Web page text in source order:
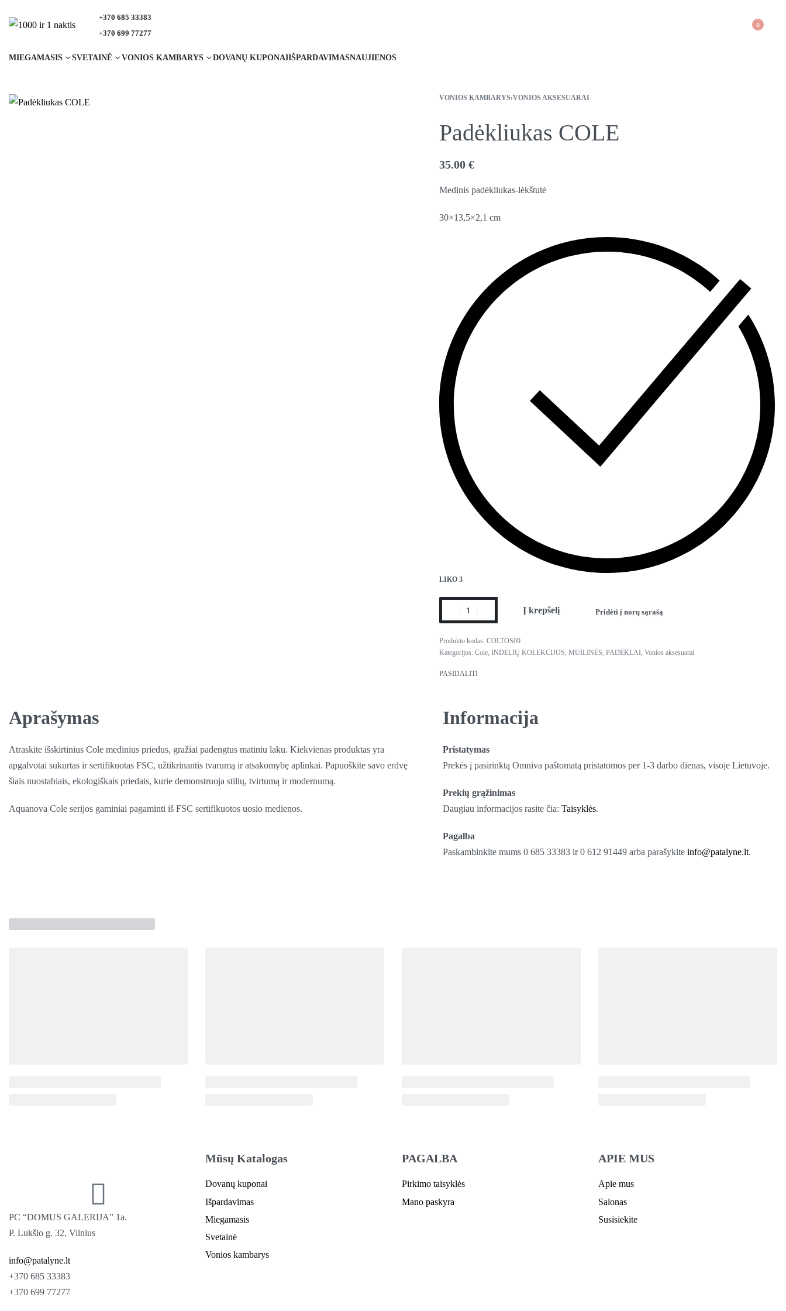
+370 685 33383
+370 699 77277
0
MIEGAMASIS SVETAINĖ VONIOS KAMBARYS DOVANŲ KUPONAIIŠPARDAVIMASNAUJIENOS
VONIOS KAMBARYS›VONIOS AKSESUARAI
Padėkliukas COLE
35.00 €
Medinis padėkliukas-lėkštutė
30×13,5×2,1 cm
LIKO 3
Į krepšelį Pridėti į norų sąrašą
COLTOS09
Kategorijos: Cole, INDELIŲ KOLEKCIJOS, MUILINĖS, PADĖKLAI, Vonios aksesuarai
PASIDALITI
Aprašymas
Atraskite išskirtinius Cole medinius priedus, gražiai padengtus matiniu laku. Kiekvienas produktas yra
apgalvotai sukurtas ir sertifikuotas FSC, užtikrinantis tvarumą ir atsakomybę aplinkai. Papuoškite savo erdvę
šiais nuostabiais, ekologiškais priedais, kurie demonstruoja stilių, tvirtumą ir modernumą.
Aquanova Cole serijos gaminiai pagaminti iš FSC sertifikuotos uosio medienos.
Informacija
Pristatymas
Prekės į pasirinktą Omniva paštomatą pristatomos per 1-3 darbo dienas, visoje Lietuvoje.
Prekių grąžinimas
Daugiau informacijos rasite čia: Taisyklės.
Pagalba
Paskambinkite mums 0 685 33383 ir 0 612 91449 arba parašykite info@patalyne.lt.
PC “DOMUS GALERIJA” 1a.
P. Lukšio g. 32, Vilnius
info@patalyne.lt
+370 685 33383
+370 699 77277
Mūsų Katalogas
Dovanų kuponai
Išpardavimas
Miegamasis
Svetainė
Vonios kambarys
PAGALBA
Pirkimo taisyklės
Mano paskyra
APIE MUS
Apie mus
Salonas
Susisiekite